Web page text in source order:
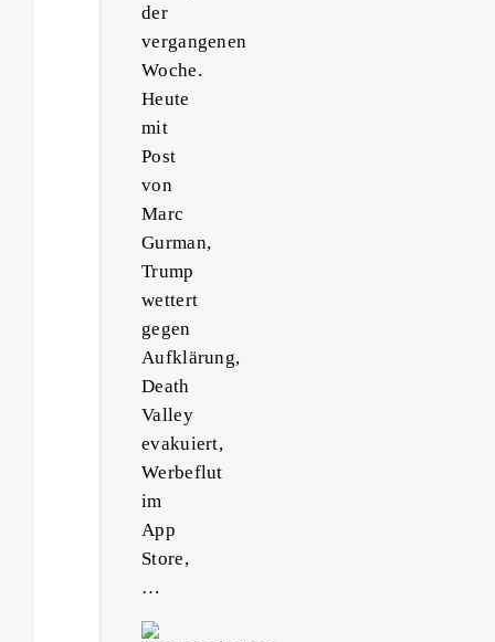
der
vergangenen
Woche.
Heute
mit
Post
von
Marc
Gurman,
Trump
wettert
gegen
Aufklärung,
Death
Valley
evakuiert,
Werbeflut
im
App
Store,
…